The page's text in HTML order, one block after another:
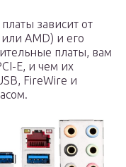
зависит от
AMD) и его
платы, вам
E, и чем их
FireWire и